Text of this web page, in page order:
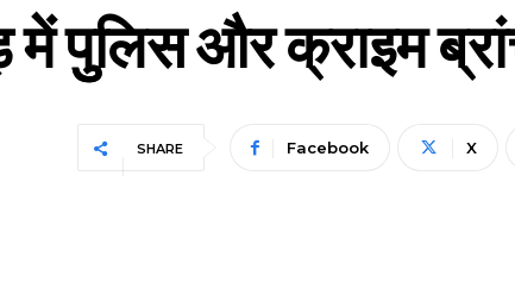
पुुलिस और क्राइम
SHARE Facebook X